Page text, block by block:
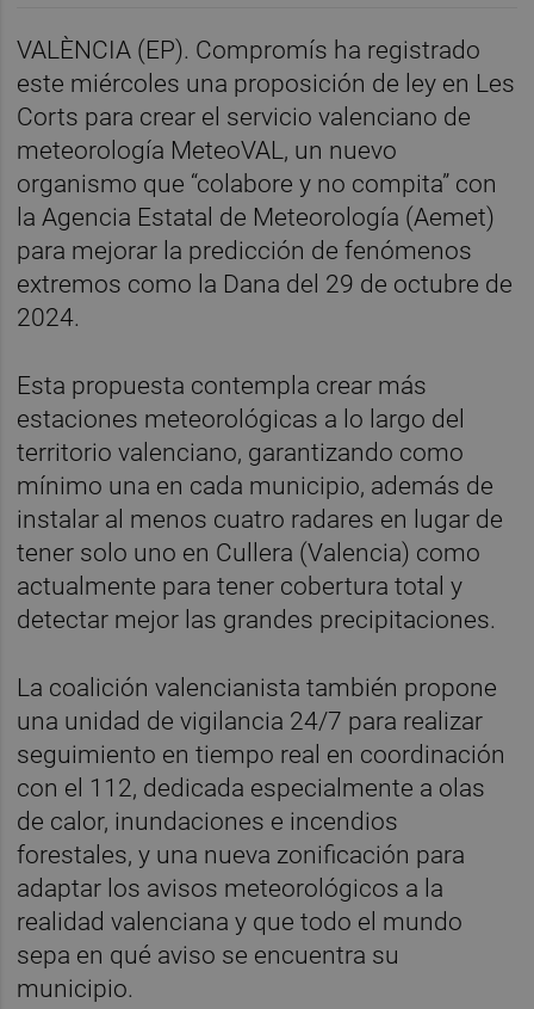
VALÈNCIA (EP). Compromís ha registrado
este miércoles una proposición de ley en Les
Corts para crear el servicio valenciano de
meteorología MeteoVAL, un nuevo
organismo que “colabore y no compita” con
la Agencia Estatal de Meteorología (Aemet)
para mejorar la predicción de fenómenos
extremos como la Dana del 29 de octubre de
2024.
Esta propuesta contempla crear más
estaciones meteorológicas a lo largo del
territorio valenciano, garantizando como
mínimo una en cada municipio, además de
instalar al menos cuatro radares en lugar de
tener solo uno en Cullera (Valencia) como
actualmente para tener cobertura total y
detectar mejor las grandes precipitaciones.
La coalición valencianista también propone
una unidad de vigilancia 24/7 para realizar
seguimiento en tiempo real en coordinación
con el 112, dedicada especialmente a olas
de calor, inundaciones e incendios
forestales, y una nueva zonificación para
adaptar los avisos meteorológicos a la
realidad valenciana y que todo el mundo
sepa en qué aviso se encuentra su
municipio.